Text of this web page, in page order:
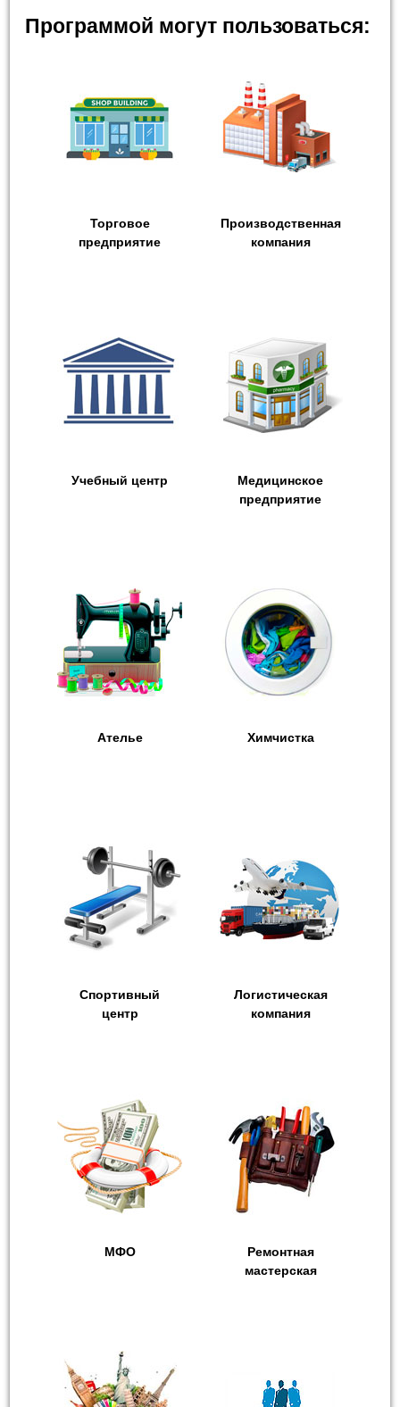
Программой могут пользоваться:
Торговое
предприятие
Производственная
компания
Учебный центр
Медицинское
предприятие
Ателье Химчистка
Спортивный
центр
Логистическая
компания
МФО
Ремонтная
мастерская